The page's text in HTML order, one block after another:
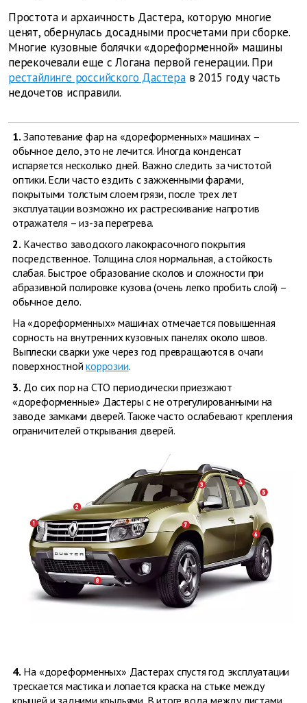
Простота и архаичность Дастера, которую многие
ценят, обернулась досадными просчетами при сборке.
Многие кузовные болячки «дореформенной» машины
перекочевали еще с Логана первой генерации. При
рестайлинге российского Дастерав 2015 году часть
недочетов исправили.
1. Запотевание фар на «дореформенных» машинах –
обычное дело, это не лечится. Иногда конденсат
испаряется несколько дней. Важно следить за чистотой
оптики. Если часто ездить с зажженными фарами,
покрытыми толстым слоем грязи, после трех лет
эксплуатации возможно их растрескивание напротив
отражателя – из-за перегрева.
2. Качество заводского лакокрасочного покрытия
посредственное. Толщина слоя нормальная, а стойкость
слабая. Быстрое образование сколов и сложности при
абразивной полировке кузова (очень легко пробить слой) –
обычное дело.
На «дореформенных» машинах отмечается повышенная
сорность на внутренних кузовных панелях около швов.
Выплески сварки уже через год превращаются в очаги
поверхностной коррозии.
3. До сих пор на СТО периодически приезжают
«дореформенные» Дастеры с не отрегулированными на
заводе замками дверей. Также часто ослабевают крепления
ограничителей открывания дверей.
4. На «дореформенных» Дастерах спустя год эксплуатации
трескается мастика и лопается краска на стыке между
крышей и задними крыльями. В итоге вода между листами